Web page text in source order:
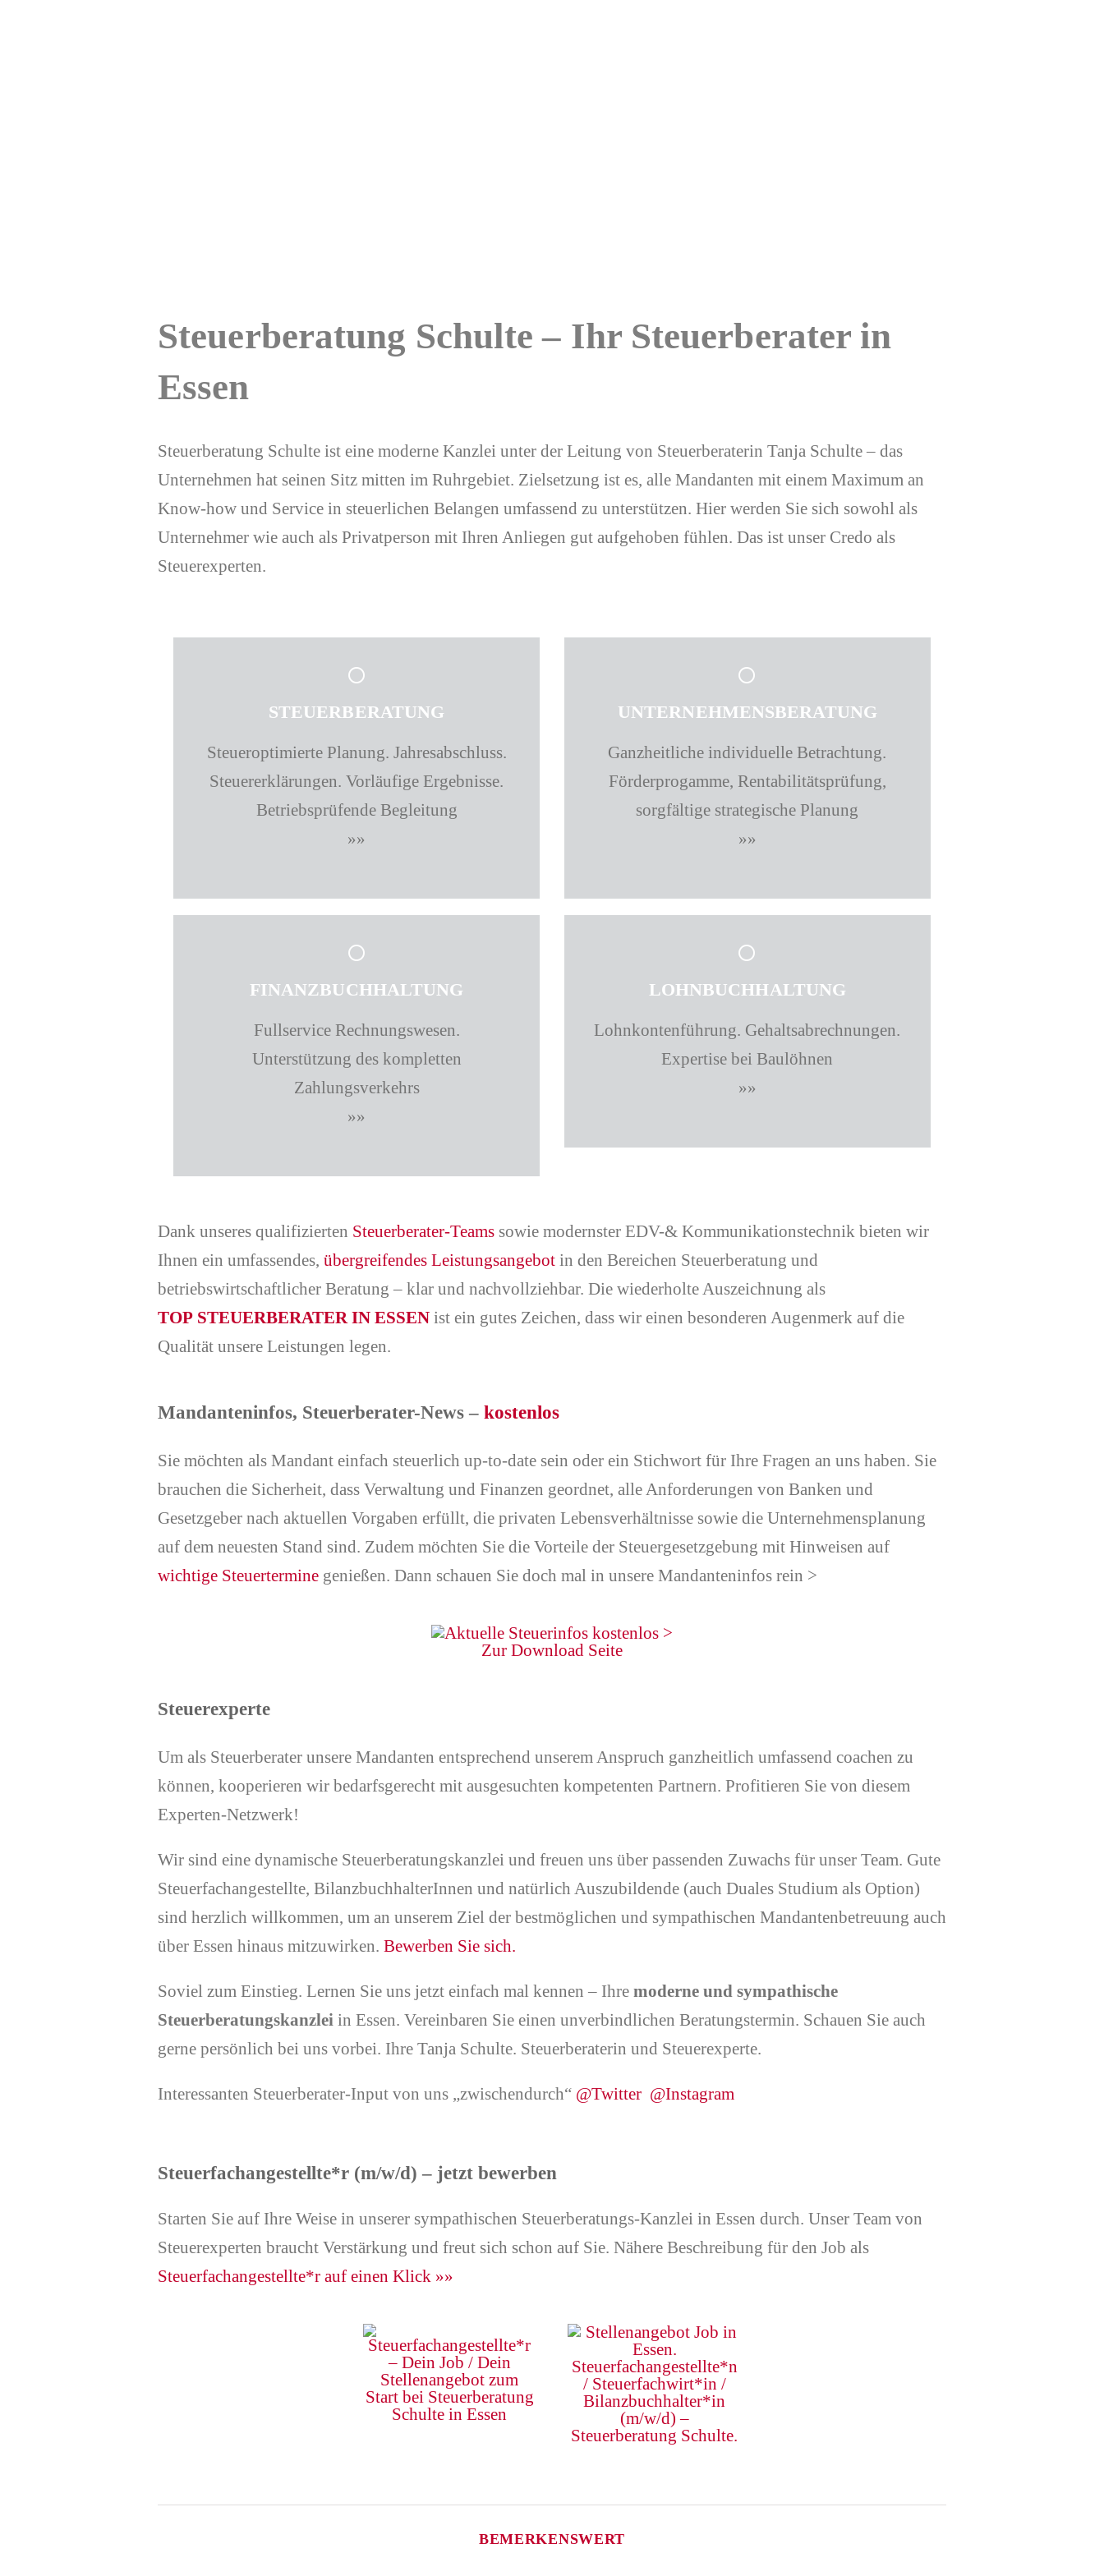
Steuerberatung Schulte – Ihr Steuerberater in
Essen
Steuerberatung Schulte ist eine moderne Kanzlei unter der Leitung von Steuerberaterin Tanja Schulte – das
Unternehmen hat seinen Sitz mitten im Ruhrgebiet. Zielsetzung ist es, alle Mandanten mit einem Maximum an
Know-how und Service in steuerlichen Belangen umfassend zu unterstützen. Hier werden Sie sich sowohl als
Unternehmer wie auch als Privatperson mit Ihren Anliegen gut aufgehoben fühlen. Das ist unser Credo als
Steuerexperten.
STEUERBERATUNG
Steueroptimierte Planung. Jahresabschluss.
Steuererklärungen. Vorläufige Ergebnisse.
Betriebsprüfende Begleitung
»»
UNTERNEHMENSBERATUNG
Ganzheitliche individuelle Betrachtung.
Förderprogamme, Rentabilitätsprüfung,
sorgfältige strategische Planung
»»
FINANZBUCHHALTUNG
Fullservice Rechnungswesen.
Unterstützung des kompletten
Zahlungsverkehrs
»»
LOHNBUCHHALTUNG
Lohnkontenführung. Gehaltsabrechnungen.
Expertise bei Baulöhnen
»»
Dank unseres qualifizierten Steuerberater-Teams sowie modernster EDV-& Kommunikationstechnik bieten wir
Ihnen ein umfassendes, übergreifendes Leistungsangebot in den Bereichen Steuerberatung und
betriebswirtschaftlicher Beratung – klar und nachvollziehbar. Die wiederholte Auszeichnung als
TOP STEUERBERATER IN ESSEN ist ein gutes Zeichen, dass wir einen besonderen Augenmerk auf die
Qualität unsere Leistungen legen.
Mandanteninfos, Steuerberater-News – kostenlos
Sie möchten als Mandant einfach steuerlich up-to-date sein oder ein Stichwort für Ihre Fragen an uns haben. Sie
brauchen die Sicherheit, dass Verwaltung und Finanzen geordnet, alle Anforderungen von Banken und
Gesetzgeber nach aktuellen Vorgaben erfüllt, die privaten Lebensverhältnisse sowie die Unternehmensplanung
auf dem neuesten Stand sind. Zudem möchten Sie die Vorteile der Steuergesetzgebung mit Hinweisen auf
wichtige Steuertermine genießen. Dann schauen Sie doch mal in unsere Mandanteninfos rein >
Steuerexperte
Um als Steuerberater unsere Mandanten entsprechend unserem Anspruch ganzheitlich umfassend coachen zu
können, kooperieren wir bedarfsgerecht mit ausgesuchten kompetenten Partnern. Profitieren Sie von diesem
Experten-Netzwerk!
Wir sind eine dynamische Steuerberatungskanzlei und freuen uns über passenden Zuwachs für unser Team. Gute
Steuerfachangestellte, BilanzbuchhalterInnen und natürlich Auszubildende (auch Duales Studium als Option)
sind herzlich willkommen, um an unserem Ziel der bestmöglichen und sympathischen Mandantenbetreuung auch
über Essen hinaus mitzuwirken. Bewerben Sie sich.
Soviel zum Einstieg. Lernen Sie uns jetzt einfach mal kennen – Ihre moderne und sympathische
Steuerberatungskanzlei in Essen. Vereinbaren Sie einen unverbindlichen Beratungstermin. Schauen Sie auch
gerne persönlich bei uns vorbei. Ihre Tanja Schulte. Steuerberaterin und Steuerexperte.
Interessanten Steuerberater-Input von uns „zwischendurch“ @Twitter @Instagram
Steuerfachangestellte*r (m/w/d) – jetzt bewerben
Starten Sie auf Ihre Weise in unserer sympathischen Steuerberatungs-Kanzlei in Essen durch. Unser Team von
Steuerexperten braucht Verstärkung und freut sich schon auf Sie. Nähere Beschreibung für den Job als
Steuerfachangestellte*r auf einen Klick »»
BEMERKENSWERT